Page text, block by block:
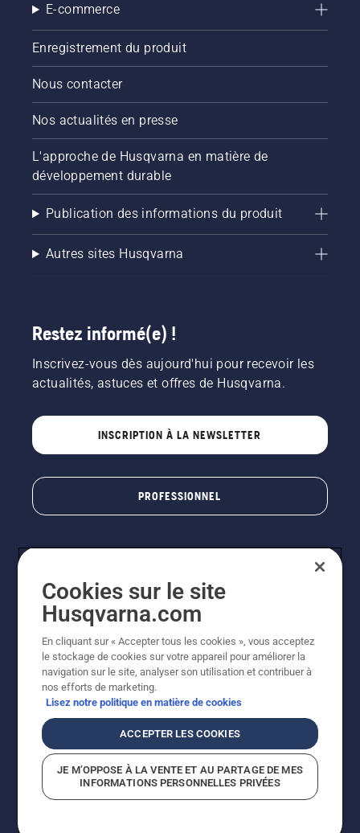
E-commerce
Enregistrement du produit
Nous contacter
Nos actualités en presse
L'approche de Husqvarna en matière de
développement durable
Publication des informations du produit
Autres sites Husqvarna
Restez informé(e) !
Inscrivez-vous dès aujourd'hui pour recevoir les
actualités, astuces et offres de Husqvarna.
INSCRIPTION À LA NEWSLETTER
PROFESSIONNEL
© Husqvarna AB (publ). Tous droits réservés. Les prix
indiqués sont des prix de vente conseillés. Photos non
contractuelles. Tous les prix indiqués sont des prix de
disponible pour un achat direct.
Mentions légalesPolitique relative aux cookies
Conditions d'utilisation Avis de confidentialité
Égalité hommes femmesSignalement de violations présumées
Cookies sur le site
Husqvarna.com
En cliquant sur « Accepter tous les cookies », vous acceptez
le stockage de cookies sur votre appareil pour améliorer la
navigation sur le site, analyser son utilisation et contribuer à
nos efforts de marketing.
Lisez notre politique en matière de cookies
ACCEPTER LES COOKIES
JE M’OPPOSE À LA VENTE ET AU PARTAGE DE MES
INFORMATIONS PERSONNELLES PRIVÉES